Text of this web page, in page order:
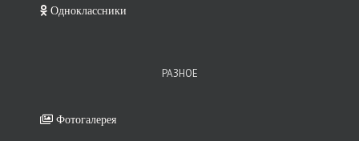
Одноклассники
РАЗНОЕ
Фотогалерея